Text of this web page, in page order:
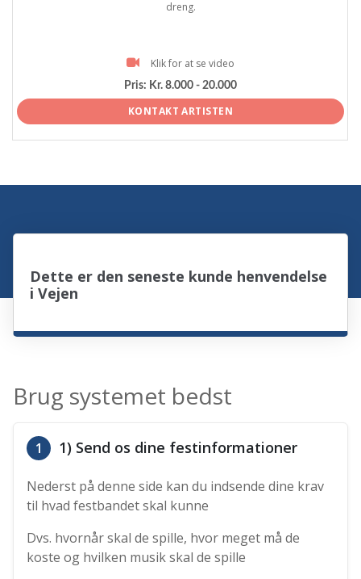
dreng.
Klik for at se video
Pris: Kr. 8.000 - 20.000
KONTAKT ARTISTEN
Dette er den seneste kunde henvendelse
i Vejen
Brug systemet bedst
1 1) Send os dine festinformationer
Nederst på denne side kan du indsende dine krav
til hvad festbandet skal kunne
Dvs. hvornår skal de spille, hvor meget må de
koste og hvilken musik skal de spille